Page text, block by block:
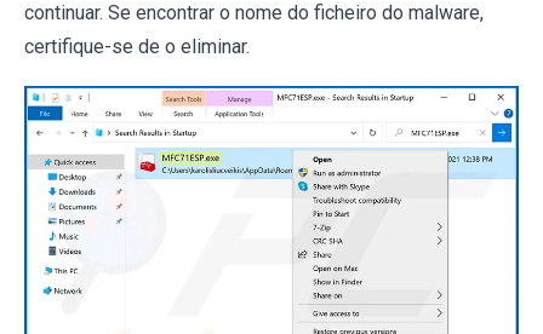
continuar. Se encontrar o nome do ficheiro do malware,
certifique-se de o eliminar.